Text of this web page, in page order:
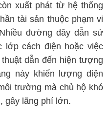
xuất phát từ hệ thống
tài sản thuộc phạm vi
đường dây dẫn sử
lớp cách điện hoặc việc
dẫn đến hiện tượng
này khiến lượng điện
trường mà chủ hộ khó
gây lãng phí lớn.